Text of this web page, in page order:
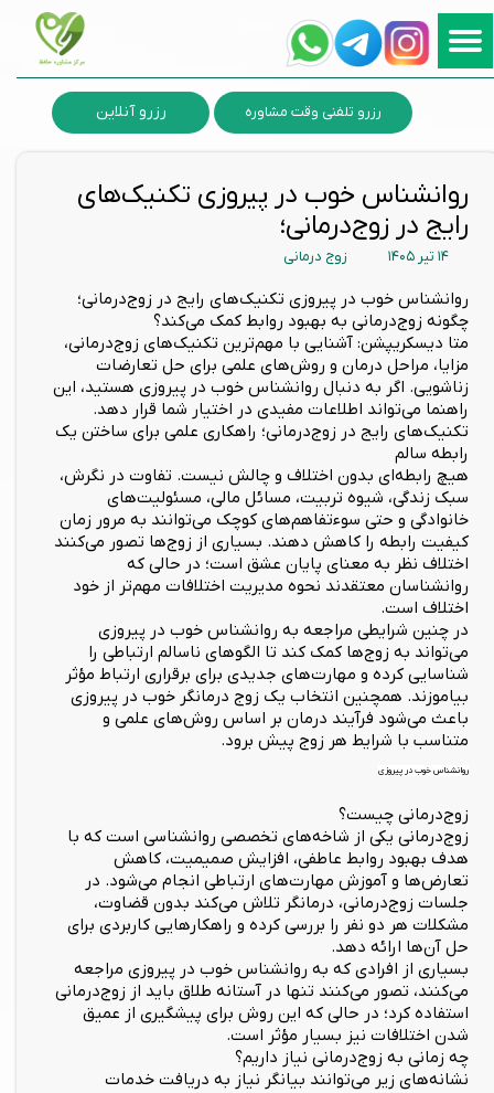
روانشناس خوب در پیروزی تکنیک‌های
رایج در زوج‌درمانی؛
۱۴ تیر ۱۴۰۵ زوج درمانی
روانشناس خوب در پیروزی تکنیک‌های رایج در زوج‌درمانی؛
چگونه زوج‌درمانی به بهبود روابط کمک می‌کند؟
متا دیسکریپشن: آشنایی با مهم‌ترین تکنیک‌های زوج‌درمانی،
مزایا، مراحل درمان و روش‌های علمی برای حل تعارضات
زناشویی. اگر به دنبال روانشناس خوب در پیروزی هستید، این
راهنما می‌تواند اطلاعات مفیدی در اختیار شما قرار دهد.
تکنیک‌های رایج در زوج‌درمانی؛ راهکاری علمی برای ساختن یک
رابطه سالم
هیچ رابطه‌ای بدون اختلاف و چالش نیست. تفاوت در نگرش،
سبک زندگی، شیوه تربیت، مسائل مالی، مسئولیت‌های
خانوادگی و حتی سوءتفاهم‌های کوچک می‌توانند به مرور زمان
کیفیت رابطه را کاهش دهند. بسیاری از زوج‌ها تصور می‌کنند
اختلاف نظر به معنای پایان عشق است؛ در حالی که
روانشناسان معتقدند نحوه مدیریت اختلافات مهم‌تر از خود
اختلاف است.
در چنین شرایطی مراجعه به روانشناس خوب در پیروزی
می‌تواند به زوج‌ها کمک کند تا الگوهای ناسالم ارتباطی را
شناسایی کرده و مهارت‌های جدیدی برای برقراری ارتباط مؤثر
بیاموزند. همچنین انتخاب یک زوج درمانگر خوب در پیروزی
باعث می‌شود فرآیند درمان بر اساس روش‌های علمی و
متناسب با شرایط هر زوج پیش برود.
روانشناس خوب در پیروزی
زوج‌درمانی چیست؟
زوج‌درمانی یکی از شاخه‌های تخصصی روانشناسی است که با
هدف بهبود روابط عاطفی، افزایش صمیمیت، کاهش
تعارض‌ها و آموزش مهارت‌های ارتباطی انجام می‌شود. در
جلسات زوج‌درمانی، درمانگر تلاش می‌کند بدون قضاوت،
مشکلات هر دو نفر را بررسی کرده و راهکارهایی کاربردی برای
حل آن‌ها ارائه دهد.
بسیاری از افرادی که به روانشناس خوب در پیروزی مراجعه
می‌کنند، تصور می‌کنند تنها در آستانه طلاق باید از زوج‌درمانی
استفاده کرد؛ در حالی که این روش برای پیشگیری از عمیق
شدن اختلافات نیز بسیار مؤثر است.
چه زمانی به زوج‌درمانی نیاز داریم؟
نشانه‌های زیر می‌توانند بیانگر نیاز به دریافت خدمات
رزرو تلفنی وقت مشاوره رزرو آنلاین